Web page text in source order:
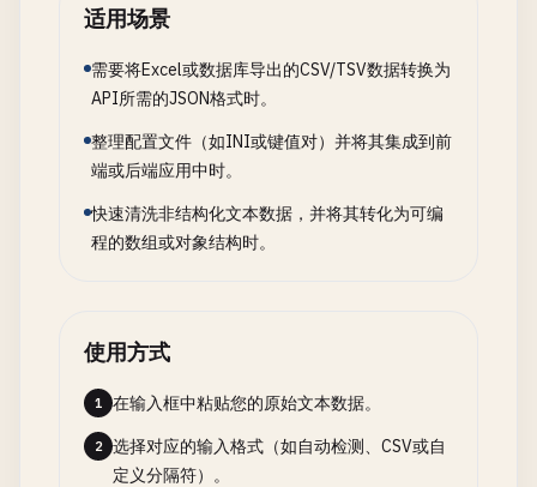
适用场景
需要将Excel或数据库导出的CSV/TSV数据转换为
API所需的JSON格式时。
整理配置文件（如INI或键值对）并将其集成到前
端或后端应用中时。
快速清洗非结构化文本数据，并将其转化为可编
程的数组或对象结构时。
使用方式
1 在输入框中粘贴您的原始文本数据。
2
选择对应的输入格式（如自动检测、CSV或自
定义分隔符）。